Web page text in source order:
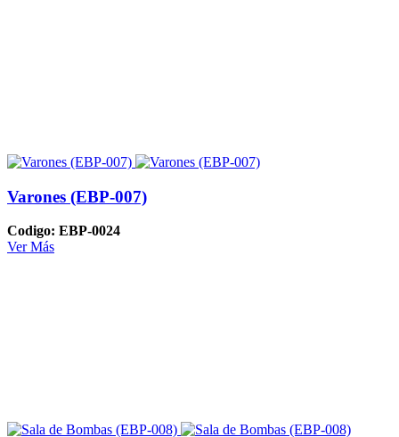
Varones (EBP-007)
Codigo: EBP-0024
Ver Más